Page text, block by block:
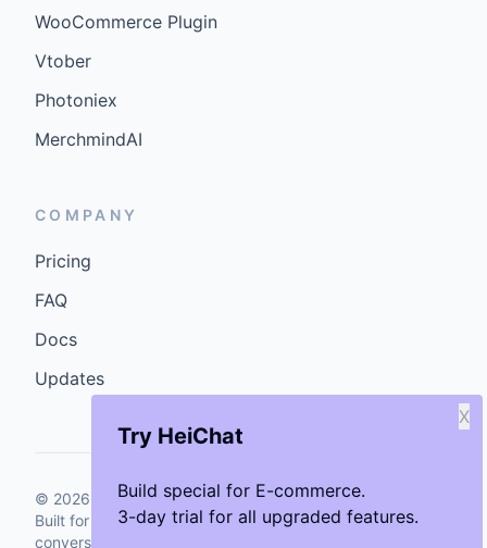
Try HeiChat
Build special for E-commerce.
3-day trial for all upgraded features.
X
WooCommerce Plugin
Vtober
Photoniex
MerchmindAI
COMPANY
Pricing
FAQ
Docs
Updates
© 2026 GenCybers Inc. All rights reserved.
Built for storefronts that want faster answers and cleaner
conversions.